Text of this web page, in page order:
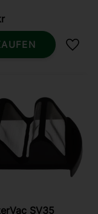
Zu
SV35